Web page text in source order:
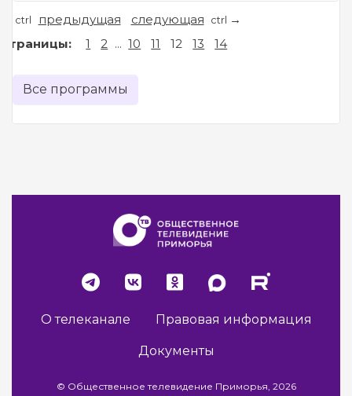
ctrl предыдущая следующая ctrl →
Страницы: 1 2 ... 10 11 12 13 14
Все программы
О телеканале Правовая информация
Документы
© Общественное телевидение Приморья, 2026